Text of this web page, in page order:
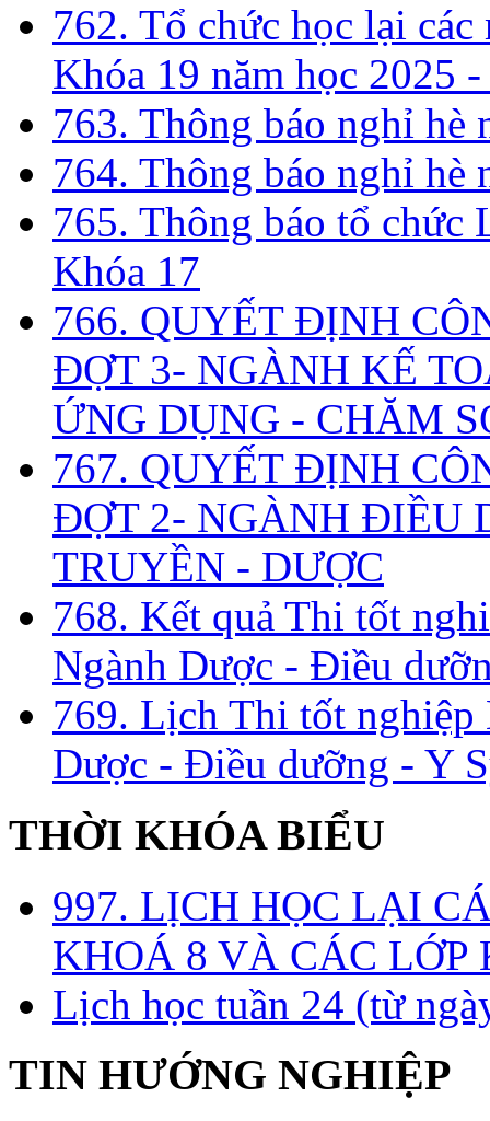
762. Tổ chức học lại
Khóa 19 năm học 2025
763. Thông báo nghỉ hè
764. Thông báo nghỉ hè
765. Thông báo tổ chức
Khóa 17
766. QUYẾT ĐỊNH
ĐỢT 3- NGÀNH KẾ
ỨNG DỤNG - CHĂM
767. QUYẾT ĐỊNH
ĐỢT 2- NGÀNH ĐIỀU
TRUYỀN - DƯỢC
768. Kết quả Thi tốt
Ngành Dược - Điều
769. Lịch Thi tốt
Dược - Điều dưỡng - Y
THỜI KHÓA BIỂU
997. LỊCH HỌC LẠI
KHOÁ 8 VÀ CÁC LỚP
Lịch học tuần 24 (từ
TIN HƯỚNG NGHIỆP